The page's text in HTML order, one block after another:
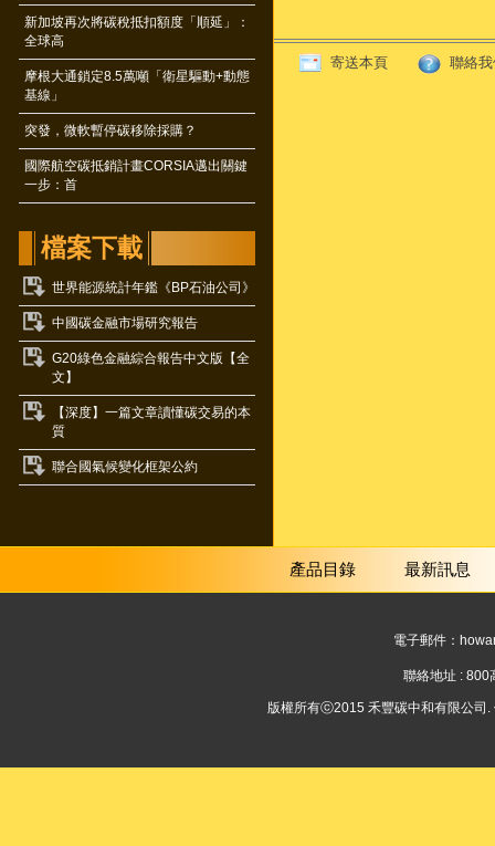
新加坡再次將碳稅抵扣額度「順延」：
全球高
摩根大通鎖定8.5萬噸「衛星驅動+動態
基線」
突發，微軟暫停碳移除採購？
國際航空碳抵銷計畫CORSIA邁出關鍵
一步：首
檔案下載
世界能源統計年鑑《BP石油公司》
中國碳金融市場研究報告
G20綠色金融綜合報告中文版【全
文】
【深度】一篇文章讀懂碳交易的本
質
聯合國氣候變化框架公約
寄送本頁 聯絡
產品目錄 最新訊息
電子郵件：
聯絡地址 : 800
版權所有ⓒ2015 禾豐碳中和有限公司